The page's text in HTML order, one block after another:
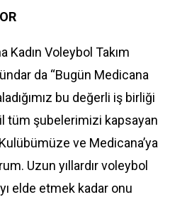
Kadın Voleybol Takım
da “Bugün Medicana
bu değerli iş birliği
tüm şubelerimizi kapsayan
ve Medicana’ya
Uzun yıllardır voleybol
elde etmek kadar onu